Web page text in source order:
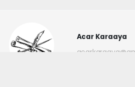
Acar Karaaya